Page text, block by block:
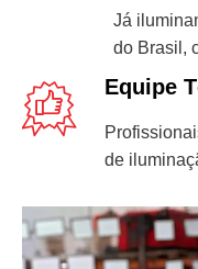
Já
do Brasil,
Equipe
de